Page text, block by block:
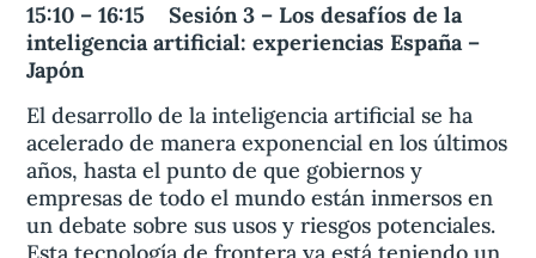
15:10 – 16:15 Sesión 3 – Los desafíos de la
inteligencia artificial: experiencias España –
Japón
El desarrollo de la inteligencia artificial se ha
acelerado de manera exponencial en los últimos
años, hasta el punto de que gobiernos y
empresas de todo el mundo están inmersos en
un debate sobre sus usos y riesgos potenciales.